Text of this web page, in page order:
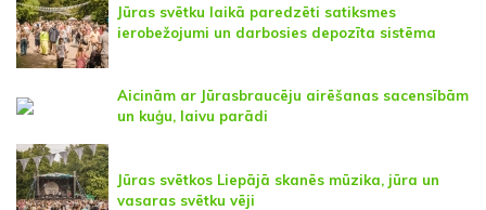
Jūras svētku laikā paredzēti satiksmes
ierobežojumi un darbosies depozīta sistēma
Aicinām ar Jūrasbraucēju airēšanas sacensībām
un kuģu, laivu parādi
Jūras svētkos Liepājā skanēs mūzika, jūra un
vasaras svētku vēji